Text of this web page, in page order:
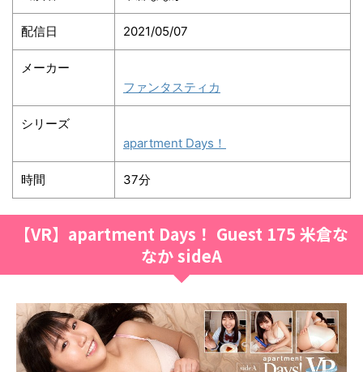
配信日 2021/05/07
メーカー
ファンタスティカ
シリーズ
apartment Days！
時間 37分
【VR】apartment Days！ Guest 175 米倉な
なか sideA